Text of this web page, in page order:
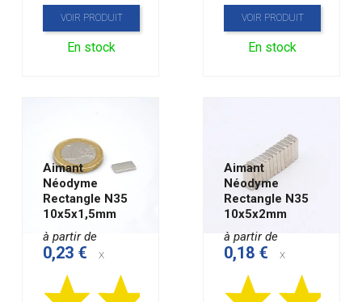
VOIR PRODUIT
En stock
VOIR PRODUIT
En stock
Aimant
Néodyme
Rectangle N35
10x5x1,5mm
à partir de
0,23 € x
Aimant
Néodyme
Rectangle N35
10x5x2mm
à partir de
0,18 € x